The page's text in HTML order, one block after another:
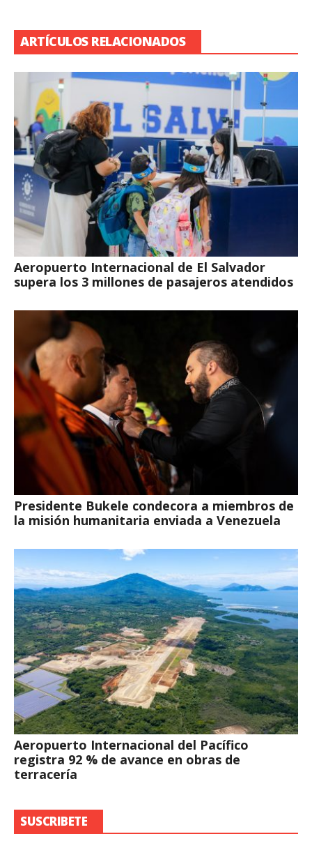
ARTÍCULOS RELACIONADOS
Aeropuerto Internacional de El Salvador
supera los 3 millones de pasajeros atendidos
Presidente Bukele condecora a miembros de
la misión humanitaria enviada a Venezuela
Aeropuerto Internacional del Pacífico
registra 92 % de avance en obras de
terracería
SUSCRIBETE